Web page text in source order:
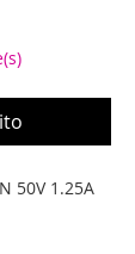
50V 1.25A